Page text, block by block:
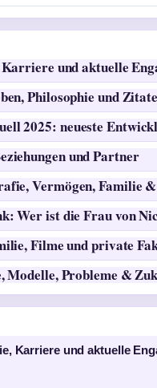
und aktuelle
Philosophie und Zitate
2025: neueste
und Partner
Vermögen, Familie
Wer ist die Frau von
Filme und private
Modelle, Probleme &
Karriere und aktuelle